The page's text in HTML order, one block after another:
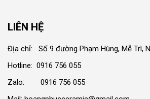
LIÊN HỆ
Địa chỉ: Số 9 đường Phạm Hùng, Mễ Trì,
Hotline: 0916 756 055
Zalo: 0916 756 055